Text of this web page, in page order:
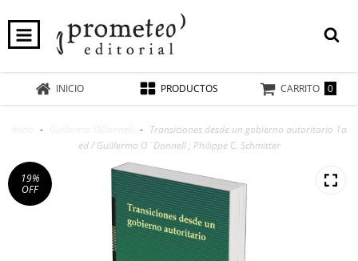
INICIO PRODUCTOS CARRITO 0
- - Transiciones desde un gobierno autoritario 1a
ed / Guillermo O´Donnell ; Philippe C. Schmitter
19%
OFF